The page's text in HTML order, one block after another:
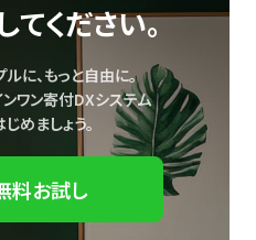
ください。
に、もっと自由に。
ワン寄付DXシステム
めましょう。
料お試し